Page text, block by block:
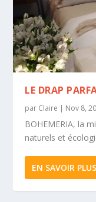
LE DRAP
par Claire | Nov 8,
BOHEMERIA, la
naturels et
EN SAVOIR PLUS